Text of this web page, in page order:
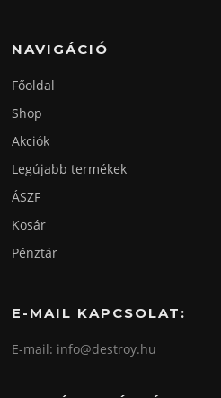
NAVIGÁCIÓ
Főoldal
Shop
Akciók
Legújabb termékek
ÁSZF
Kosár
Pénztár
E-MAIL KAPCSOLAT:
E-mail: info@destroy.hu